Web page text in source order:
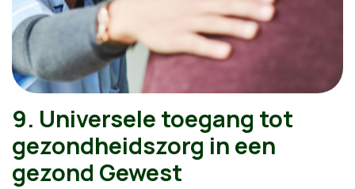
9. Universele toegang tot
gezondheidszorg in een
gezond Gewest